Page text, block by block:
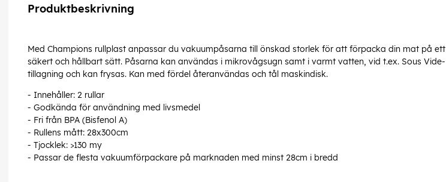
Produktbeskrivning
Med Champions rullplast anpassar du vakuumpåsarna till önskad storlek för att förpacka din mat på ett
säkert och hållbart sätt. Påsarna kan användas i mikrovågsugn samt i varmt vatten, vid t.ex. Sous Vide-
tillagning och kan frysas. Kan med fördel återanvändas och tål maskindisk.
- Innehåller: 2 rullar
- Godkända för användning med livsmedel
- Fri från BPA (Bisfenol A)
- Rullens mått: 28x300cm
- Tjocklek: >130 my
- Passar de flesta vakuumförpackare på marknaden med minst 28cm i bredd